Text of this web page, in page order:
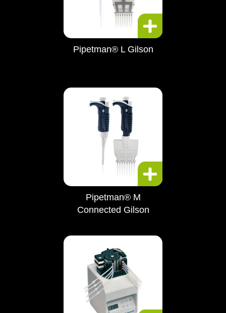
Pipetman® L Gilson
Pipetman® M
Connected Gilson